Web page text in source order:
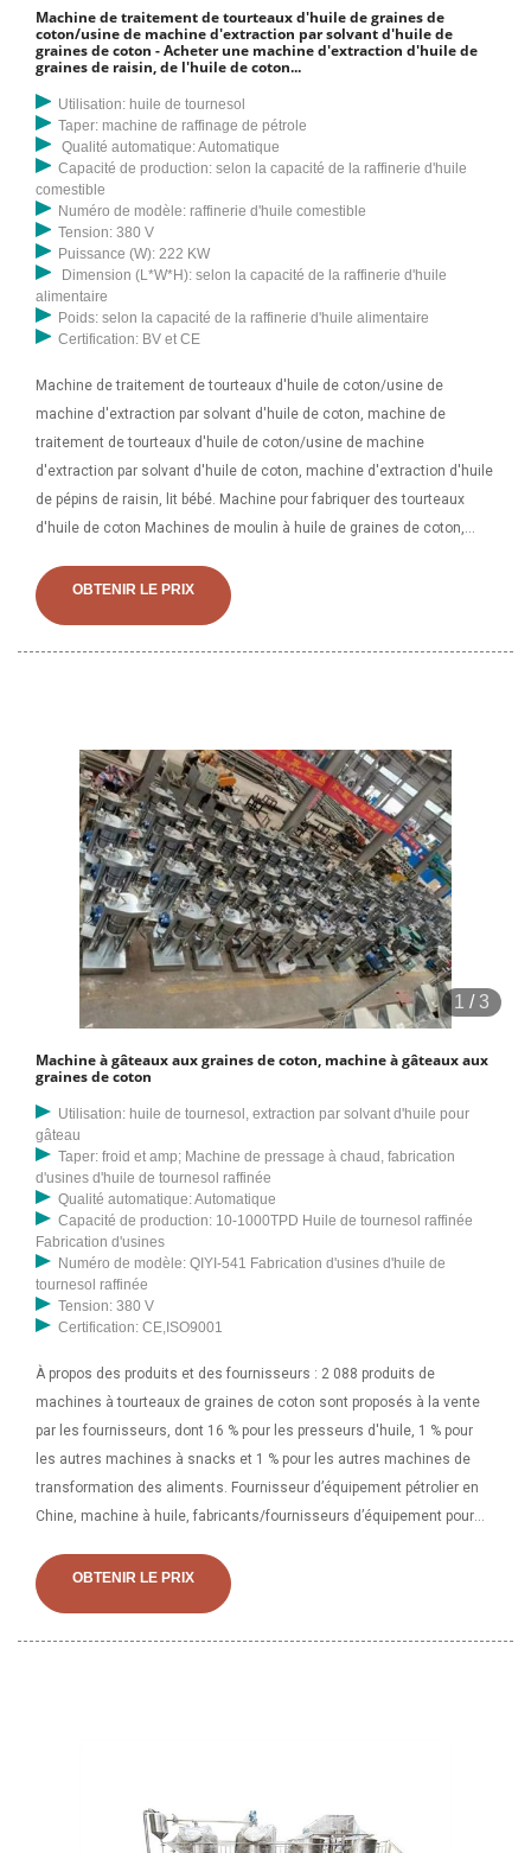
Machine de traitement de tourteaux d'huile de graines de
coton/usine de machine d'extraction par solvant d'huile de
graines de coton - Acheter une machine d'extraction d'huile de
graines de raisin, de l'huile de coton...
Utilisation: huile de tournesol
Taper: machine de raffinage de pétrole
Qualité automatique: Automatique
Capacité de production: selon la capacité de la raffinerie d'huile
comestible
Numéro de modèle: raffinerie d'huile comestible
Tension: 380 V
Puissance (W): 222 KW
Dimension (L*W*H): selon la capacité de la raffinerie d'huile
alimentaire
Poids: selon la capacité de la raffinerie d'huile alimentaire
Certification: BV et CE
Machine de traitement de tourteaux d'huile de coton/usine de
machine d'extraction par solvant d'huile de coton, machine de
traitement de tourteaux d'huile de coton/usine de machine
d'extraction par solvant d'huile de coton, machine d'extraction d'huile
de pépins de raisin, lit bébé. Machine pour fabriquer des tourteaux
d'huile de coton Machines de moulin à huile de graines de coton,
moulin à huile de graines de coton, Machines de moulin à huile de
graines de coton, Tourteaux de coton, Machine de remplissage
OBTENIR LE PRIX
1 /3
Machine à gâteaux aux graines de coton, machine à gâteaux aux
graines de coton
Utilisation: huile de tournesol, extraction par solvant d'huile pour
gâteau
Taper: froid et amp; Machine de pressage à chaud, fabrication
d'usines d'huile de tournesol raffinée
Qualité automatique: Automatique
Capacité de production: 10-1000TPD Huile de tournesol raffinée
Fabrication d'usines
Numéro de modèle: QIYI-541 Fabrication d'usines d'huile de
tournesol raffinée
Tension: 380 V
Certification: CE,ISO9001
À propos des produits et des fournisseurs : 2 088 produits de
machines à tourteaux de graines de coton sont proposés à la vente
par les fournisseurs, dont 16 % pour les presseurs d'huile, 1 % pour
les autres machines à snacks et 1 % pour les autres machines de
transformation des aliments. Fournisseur d’équipement pétrolier en
Chine, machine à huile, fabricants/fournisseurs d’équipement pour
fournisseur d'équipement pour l'huile de palme en Chine, offrant
Factory Eto (EO)
OBTENIR LE PRIX